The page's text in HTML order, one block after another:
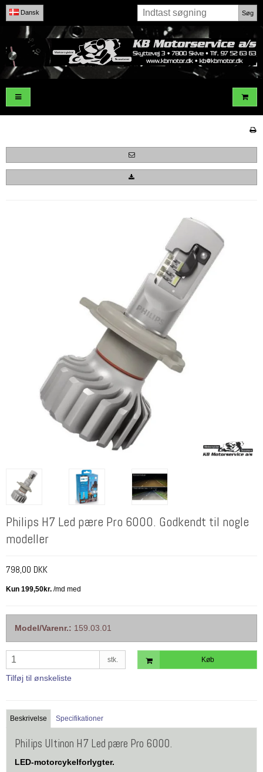
Dansk Søg
Philips H7 Led pære Pro 6000. Godkendt til nogle
modeller
798,00 DKK
Model/Varenr.: 159.03.01
stk. Køb
Tilføj til ønskeliste
Beskrivelse Specifikationer
Philips Ultinon H7 Led pære Pro 6000.
LED-motorcykelforlygter.